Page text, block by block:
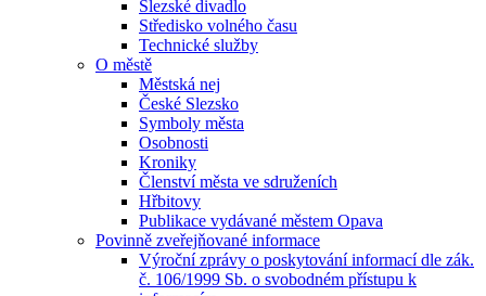
Slezské divadlo
Středisko volného času
Technické služby
O městě
Městská nej
České Slezsko
Symboly města
Osobnosti
Kroniky
Členství města ve sdruženích
Hřbitovy
Publikace vydávané městem Opava
Povinně zveřejňované informace
Výroční zprávy o poskytování informací dle zák.
č. 106/1999 Sb. o svobodném přístupu k